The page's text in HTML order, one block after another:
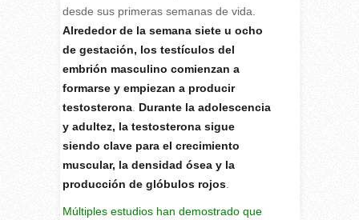
desde sus primeras semanas de vida.
Alrededor de la semana siete u ocho
de gestación, los testículos del
embrión masculino comienzan a
formarse y empiezan a producir
testosterona. Durante la adolescencia
y adultez, la testosterona sigue
siendo clave para el crecimiento
muscular, la densidad ósea y la
producción de glóbulos rojos.
Múltiples estudios han demostrado que